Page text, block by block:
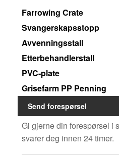
Farrowing Crate
Svangerskapsstopp
Avvenningsstall
Etterbehandlerstall
PVC-plate
Grisefarm PP Penning
Send forespørsel
Gi gjerne din forespørsel i
svarer deg innen 24 timer.